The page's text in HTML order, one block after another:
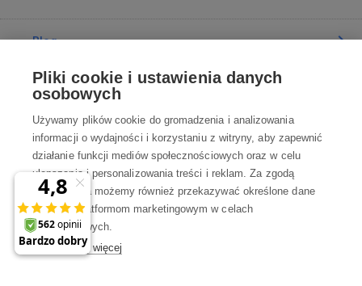
Blog
Poradnia
Wszystko o zakupach
Kontakt
Skontaktuj się z Nami
Pliki cookie i ustawienia danych
osobowych
Używamy plików cookie do gromadzenia i analizowania
informacji o wydajności i korzystaniu z witryny, aby zapewnić
działanie funkcji mediów społecznościowych oraz w celu
ulepszania i personalizowania treści i reklam. Za zgodą
użytkownika możemy również przekazywać określone dane
osobowe platformom marketingowym w celach
marketingowych.
Dowiedz się więcej